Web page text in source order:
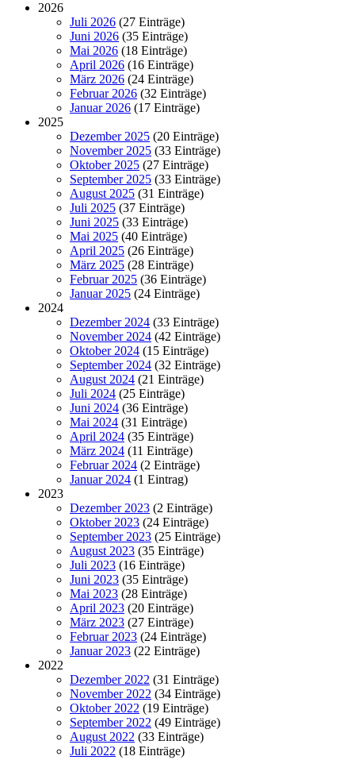
2026
Juli 2026 (27 Einträge)
Juni 2026 (35 Einträge)
Mai 2026 (18 Einträge)
April 2026 (16 Einträge)
März 2026 (24 Einträge)
Februar 2026 (32 Einträge)
Januar 2026 (17 Einträge)
2025
Dezember 2025 (20 Einträge)
November 2025 (33 Einträge)
Oktober 2025 (27 Einträge)
September 2025 (33 Einträge)
August 2025 (31 Einträge)
Juli 2025 (37 Einträge)
Juni 2025 (33 Einträge)
Mai 2025 (40 Einträge)
April 2025 (26 Einträge)
März 2025 (28 Einträge)
Februar 2025 (36 Einträge)
Januar 2025 (24 Einträge)
2024
Dezember 2024 (33 Einträge)
November 2024 (42 Einträge)
Oktober 2024 (15 Einträge)
September 2024 (32 Einträge)
August 2024 (21 Einträge)
Juli 2024 (25 Einträge)
Juni 2024 (36 Einträge)
Mai 2024 (31 Einträge)
April 2024 (35 Einträge)
März 2024 (11 Einträge)
Februar 2024 (2 Einträge)
Januar 2024 (1 Eintrag)
2023
Dezember 2023 (2 Einträge)
Oktober 2023 (24 Einträge)
September 2023 (25 Einträge)
August 2023 (35 Einträge)
Juli 2023 (16 Einträge)
Juni 2023 (35 Einträge)
Mai 2023 (28 Einträge)
April 2023 (20 Einträge)
März 2023 (27 Einträge)
Februar 2023 (24 Einträge)
Januar 2023 (22 Einträge)
2022
Dezember 2022 (31 Einträge)
November 2022 (34 Einträge)
Oktober 2022 (19 Einträge)
September 2022 (49 Einträge)
August 2022 (33 Einträge)
Juli 2022 (18 Einträge)